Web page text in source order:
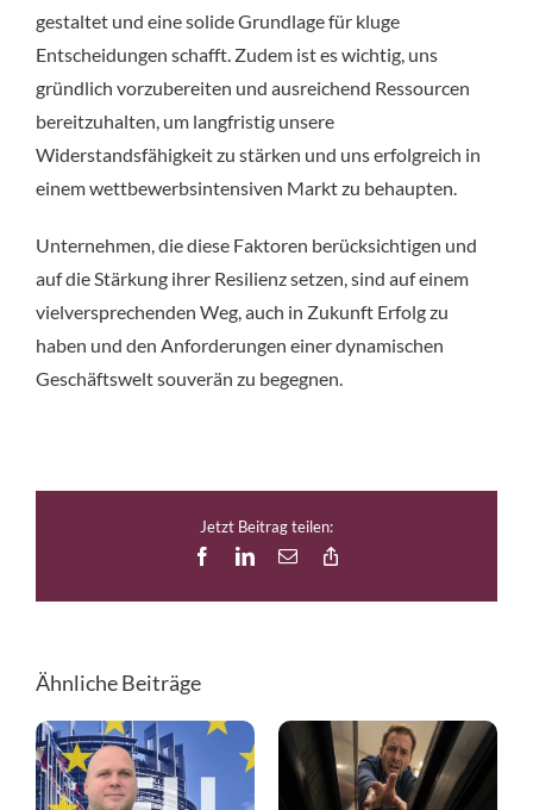
gestaltet und eine solide Grundlage für kluge
Entscheidungen schafft. Zudem ist es wichtig, uns
gründlich vorzubereiten und ausreichend Ressourcen
bereitzuhalten, um langfristig unsere
Widerstandsfähigkeit zu stärken und uns erfolgreich in
einem wettbewerbsintensiven Markt zu behaupten.
Unternehmen, die diese Faktoren berücksichtigen und
auf die Stärkung ihrer Resilienz setzen, sind auf einem
vielversprechenden Weg, auch in Zukunft Erfolg zu
haben und den Anforderungen einer dynamischen
Geschäftswelt souverän zu begegnen.
Jetzt Beitrag teilen:
FacebookLinkedIn
E-
Ähnliche Beiträge